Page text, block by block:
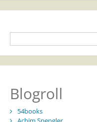
Blogroll
54books